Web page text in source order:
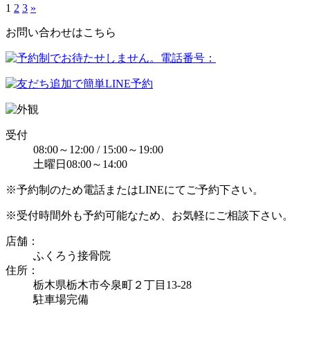
1 2 3 »
お問い合わせはこちら
受付
08:00～12:00 / 15:00～19:00
土曜日08:00～14:00
※予約制のため電話またはLINEにてご予約下さい。
※受付時間外も予約可能なため、お気軽にご相談下さい。
店舗：
ふくろう接骨院
住所：
栃木県栃木市今泉町２丁目13-28
駐車場完備